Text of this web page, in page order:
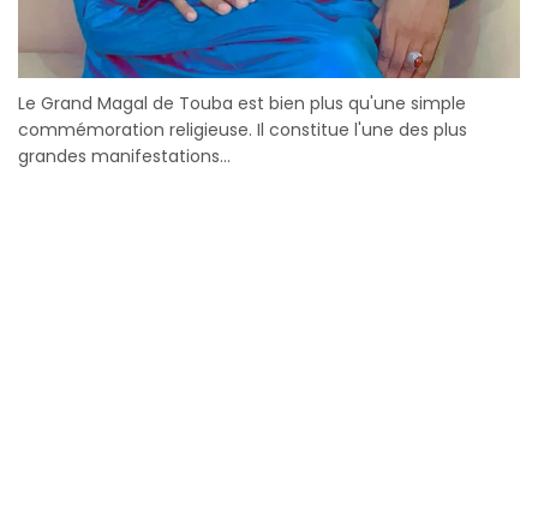
Le Grand Magal de Touba est bien plus qu'une simple
commémoration religieuse. Il constitue l'une des plus
grandes manifestations...